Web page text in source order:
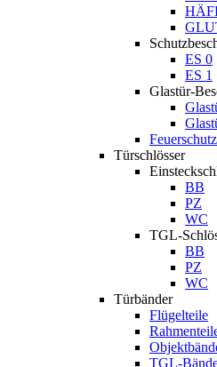
ES 0
ES 1
Glastür-
Türschlösser
BB
PZ
WC
TGL-
BB
PZ
WC
Türbänder
Flügelteile
TGL-